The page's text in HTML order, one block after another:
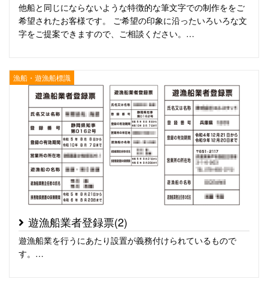
他船と同じにならないような特徴的な筆文字での制作ををご
希望されたお客様です。 ご希望の印象に沿ったいろいろな文
字をご提案できますので、ご相談ください。…
漁船・遊漁船標識
遊漁船業者登録票(2)
遊漁船業を行うにあたり設置が義務付けられているもので
す。…